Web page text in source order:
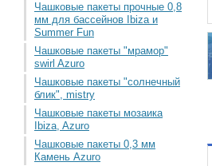
Чашковые пакеты прочные 0,8
мм для бассейнов Ibiza и
Summer Fun
Чашковые пакеты "мрамор"
swirl Azuro
Чашковые пакеты "солнечный
блик", mistry
Чашковые пакеты мозаика
Ibiza, Azuro
Чашковые пакеты 0,3 мм
Камень Azuro